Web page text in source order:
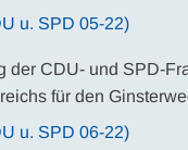
u. SPD 05-22)
der CDU- und SPD-
für den
u. SPD 06-22)